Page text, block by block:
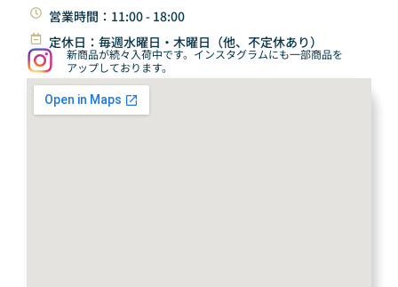
営業時間：11:00 - 18:00
定休日：毎週水曜日・木曜日（他、不定休あり）
新商品が続々入荷中です。インスタグラムにも一部商品を
アップしております。